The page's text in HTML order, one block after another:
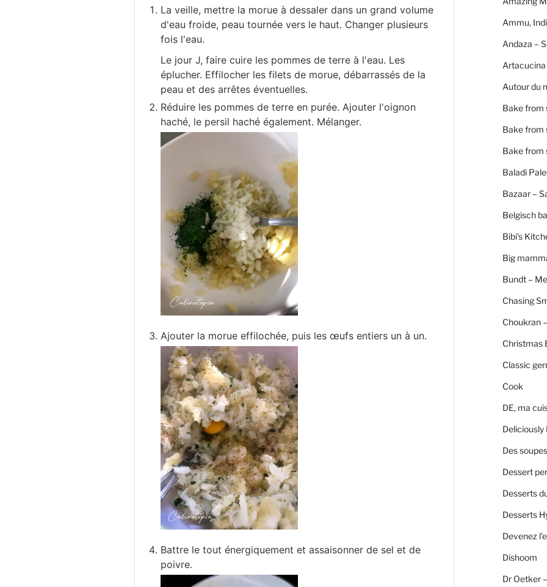
La veille, mettre la morue à dessaler dans un grand volume
d'eau froide, peau tournée vers le haut. Changer plusieurs
fois l'eau.
Le jour J, faire cuire les pommes de terre à l'eau. Les
éplucher. Effilocher les filets de morue, débarrassés de la
peau et des arrêtes éventuelles.
Réduire les pommes de terre en purée. Ajouter l'oignon
haché, le persil haché également. Mélanger.
Ajouter la morue effilochée, puis les œufs entiers un à un.
Battre le tout énergiquement et assaisonner de sel et de
poivre.
Ammu,
Andaza –
Artacucina
Autour du
Bake from
Bake from
Bake from
Baladi
Bazaar –
Belgisch
Bibi's
Big
Bundt –
Chasing
Choukran
Christmas
Classic
Cook
DE, ma
Deliciously
Des
Dessert
Desserts
Desserts
Devenez
Dishoom
Dr Oetker